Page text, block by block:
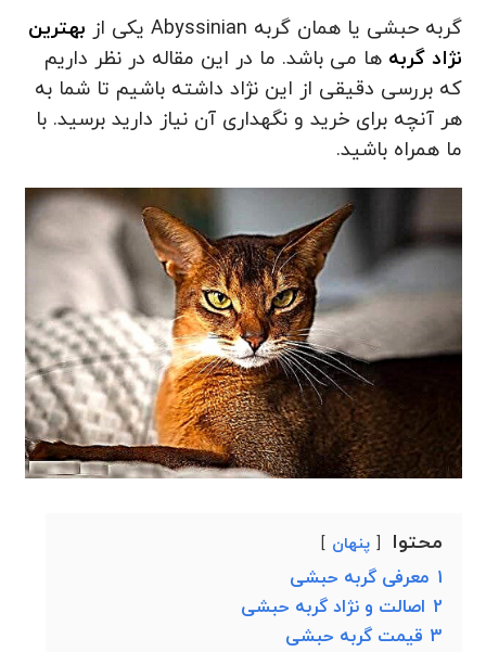
گربه حبشی یا همان گربه Abyssinian یکی از
بهترین
نژاد گربهها می باشد. ما در این مقاله در نظر داریم
که بررسی دقیقی از این نژاد داشته باشیم تا شما به
هر آنچه برای خرید و نگهداری آن نیاز دارید برسید. با
ما همراه باشید.
محتوا پنهان
1 معرفی گربه حبشی
2 اصالت و نژاد گربه حبشی
3 قیمت گربه حبشی